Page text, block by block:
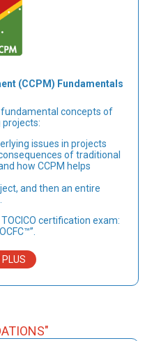
(CCPM) Fundamentals
concepts of
projects:
issues in projects
of traditional
how CCPM helps
and then an entire
certification exam:
PLUS